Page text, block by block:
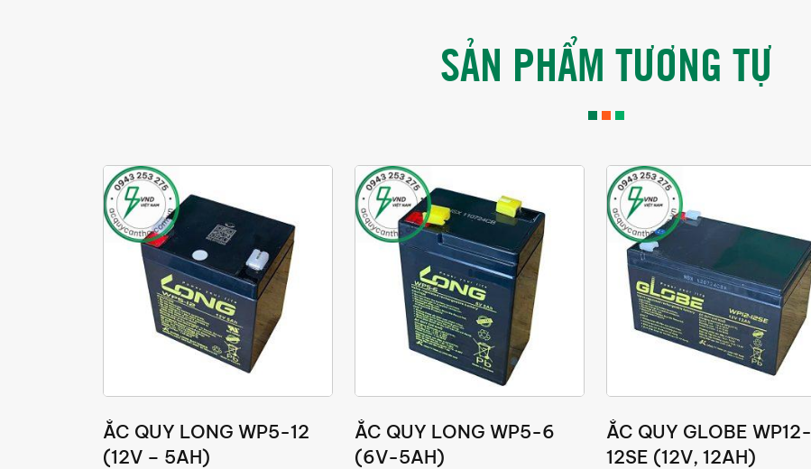
SẢN PHẨM TƯƠNG TỰ
ẮC QUY LONG WP5-12
(12V – 5AH)
ẮC QUY LONG WP5-6
(6V-5AH)
ẮC QUY GLOBE WP12-
12SE (12V, 12AH)